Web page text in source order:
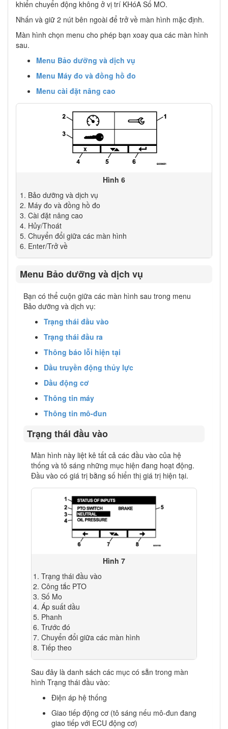
khiển chuyển động không ở vị trí KHóA Số MO.
Nhấn và giữ 2 nút bên ngoài để trở về màn hình mặc định.
Màn hình chọn menu cho phép bạn xoay qua các màn hình
sau.
Menu Bảo dưỡng và dịch vụ
Menu Máy đo và đồng hồ đo
Menu cài đặt nâng cao
Hình 6
Bảo dưỡng và dịch vụ
Máy đo và đồng hồ đo
Cài đặt nâng cao
Hủy/Thoát
Chuyển đổi giữa các màn hình
Enter/Trở về
Menu Bảo dưỡng và dịch vụ
Bạn có thể cuộn giữa các màn hình sau trong menu
Bảo dưỡng và dịch vụ:
Trạng thái đầu vào
Trạng thái đầu ra
Thông báo lỗi hiện tại
Dầu truyền động thủy lực
Dầu động cơ
Thông tin máy
Thông tin mô-đun
Trạng thái đầu vào
Màn hình này liệt kê tất cả các đầu vào của hệ
thống và tô sáng những mục hiện đang hoạt động.
Đầu vào có giá trị bằng số hiển thị giá trị hiện tại.
Hình 7
Trạng thái đầu vào
Công tắc PTO
Số Mo
Áp suất dầu
Phanh
Trước đó
Chuyển đổi giữa các màn hình
Tiếp theo
Sau đây là danh sách các mục có sẵn trong màn
hình Trạng thái đầu vào:
Điện áp hệ thống
Giao tiếp động cơ (tô sáng nếu mô-đun đang
giao tiếp với ECU động cơ)